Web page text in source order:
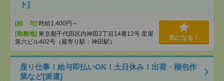
ト]
[給 与] 時給1,400円～
[勤務地] 東京都千代田区内神田2丁目14番12号 星屋
第六ビル402号（最寄り駅：神田駅）
気になる！
座り仕事！給与即払いOK！土日休み！出荷・梱包作
業など[派遣]